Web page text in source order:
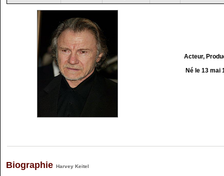
Acteur,
Né le 13 mai
Biographie Harvey Keitel